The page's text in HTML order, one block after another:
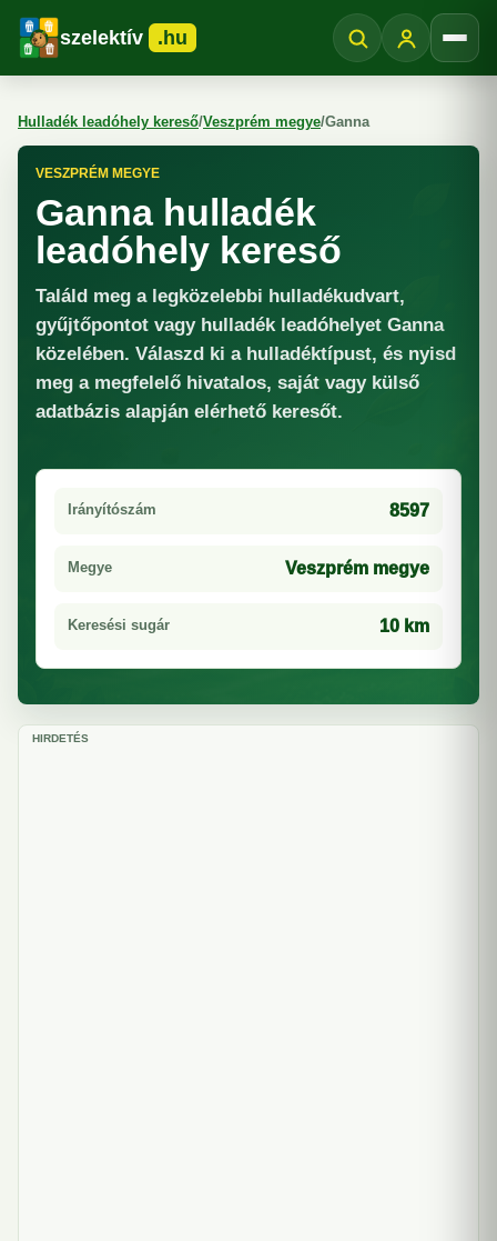
szelektív .hu
Hulladék leadóhely kereső/Veszprém megye/Ganna
VESZPRÉM MEGYE
Ganna hulladék
leadóhely kereső
Találd meg a legközelebbi hulladékudvart,
gyűjtőpontot vagy hulladék leadóhelyet Ganna
közelében. Válaszd ki a hulladéktípust, és nyisd
meg a megfelelő hivatalos, saját vagy külső
adatbázis alapján elérhető keresőt.
Irányítószám 8597
Megye Veszprém megye
Keresési sugár 10 km
HIRDETÉS